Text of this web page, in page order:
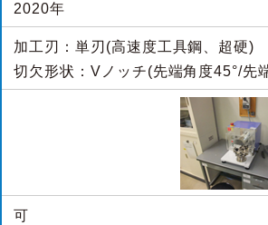
2020年
加工刃：単刃(高速度工具鋼、超硬)
切欠形状：Vノッチ(先端角度45°/先
可